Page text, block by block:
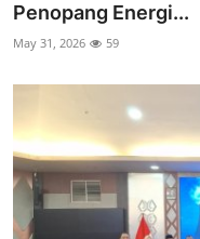
Penopang Energi...
May 31, 2026 59